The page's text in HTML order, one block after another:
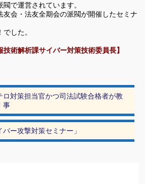
で運営されています。
友会・法友全期会の派閥が開催したセミナ
した。
技術解析課サイバー対策技術委員長】
ロ対策担当官かつ司法試験合格者が教
事
ー攻撃対策セミナー」